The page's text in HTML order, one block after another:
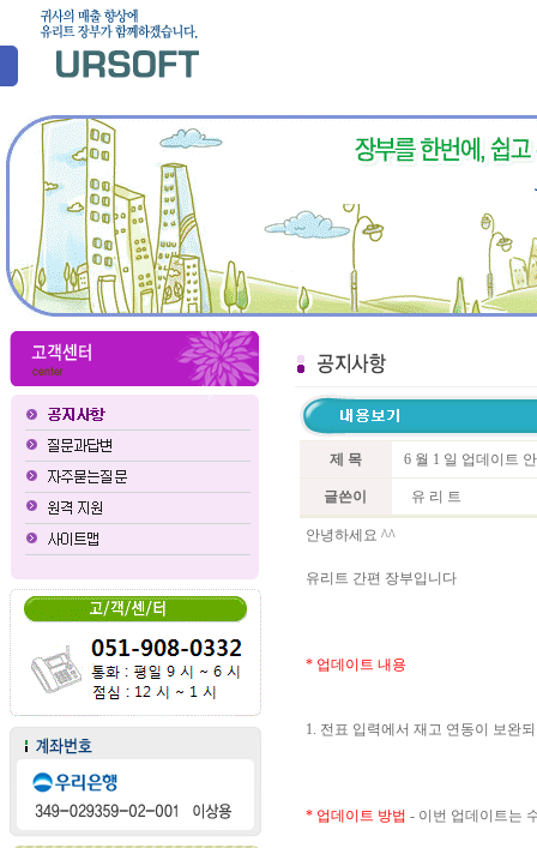
제 목 6 월 1 일 업데이트
글쓴이 유 리 트
안녕하세요 ^^
유리트 간편 장부입니다
* 업데이트 내용
1. 전표 입력에서 재고 연동이 보완
* 업데이트 방법 - 이번 업데이트는